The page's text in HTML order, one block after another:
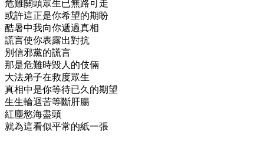
危難關頭眾生已無路可走
或許這正是你希望的期盼
酷暑中我向你遞過真相
謊言使你表露出對抗
別信邪黨的謊言
那是危難時毀人的伎倆
大法弟子在救度眾生
真相中是你等待已久的期望
生生輪迴苦等斷肝腸
紅塵慾海盡頭
就為這看似平常的紙一張